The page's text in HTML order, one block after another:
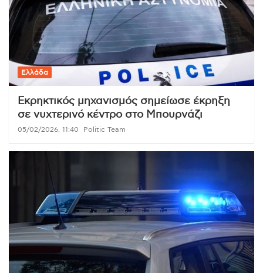
Ελλάδα
Εκρηκτικός μηχανισμός σημείωσε έκρηξη
σε νυχτερινό κέντρο στο Μπουρνάζι
05/02/2026, 11:40 Politic Team